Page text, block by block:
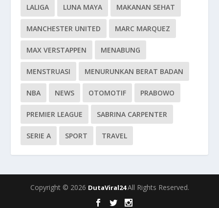
LALIGA LUNA MAYA MAKANAN SEHAT
MANCHESTER UNITED MARC MARQUEZ
MAX VERSTAPPEN MENABUNG
MENSTRUASI MENURUNKAN BERAT BADAN
NBA NEWS OTOMOTIF PRABOWO
PREMIER LEAGUE SABRINA CARPENTER
SERIE A SPORT TRAVEL
Copyright © 2026 DutaViral24All Rights Reserved.